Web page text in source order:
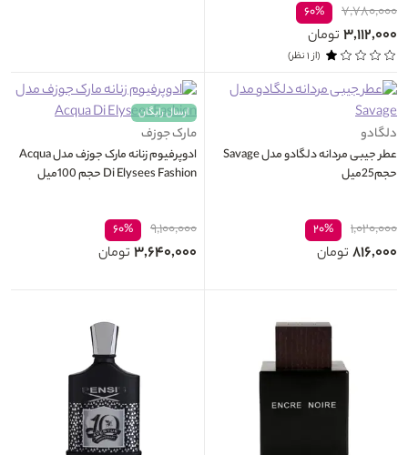
۷,۷۸۰,۰۰۰ ۶۰%
۳,۱۱۲,۰۰۰ تومان
(از ۱ نظر)
دلگادو
عطر جیبی مردانه دلگادو مدل Savage
حجم25میل
۱,۰۲۰,۰۰۰ ۲۰%
۸۱۶,۰۰۰ تومان
ارسال رایگان
مارک جوزف
ادوپرفیوم زنانه مارک جوزف مدل Acqua
Di Elysees Fashion حجم 100میل
۹,۱۰۰,۰۰۰ ۶۰%
۳,۶۴۰,۰۰۰ تومان